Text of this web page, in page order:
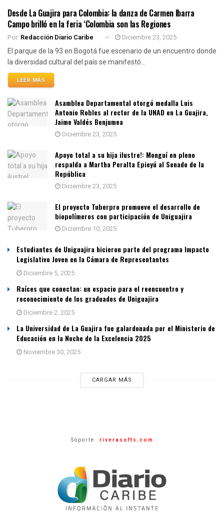
Desde La Guajira para Colombia: la danza de Carmen Ibarra
Campo brilló en la feria ‘Colombia son las Regiones
Por: Redacción Diario Caribe Diciembre 23, 2025
El parque de la 93 en Bogotá fue escenario de un encuentro donde
la diversidad cultural del país se manifestó...
LEER MÁS
Asamblea Departamental otorgó medalla Luis
Antonio Robles al rector de la UNAD en La Guajira,
Jaime Valdés Benjumea
Diciembre 23, 2025
Apoyo total a su hija ilustre!: Monguí en pleno
respalda a Martha Peralta Epieyú al Senado de la
República
Diciembre 23, 2025
El proyecto Tuberpro promueve el desarrollo de
biopolímeros con participación de Uniguajira
Diciembre 10, 2025
Estudiantes de Uniguajira hicieron parte del programa Impacto
Legislativo Joven en la Cámara de Representantes
Diciembre 5, 2025
Raíces que conectan: un espacio para el reencuentro y
reconocimiento de los graduados de Uniguajira
Diciembre 2, 2025
La Universidad de La Guajira fue galardonada por el Ministerio de
Educación en la Noche de la Excelencia 2025
Noviembre 30, 2025
CARGAR MÁS
Soporte : riverasofts.com